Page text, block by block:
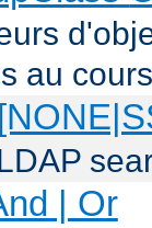
au
| Or